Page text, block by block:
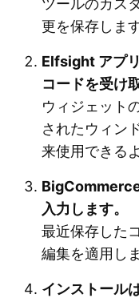
ツールのカス
更を保存します
Elfsight アプ
コードを受け
ウィジェット
されたウィン
来使用できる
入力します。
最近保存した
編集を適用しま
インストール